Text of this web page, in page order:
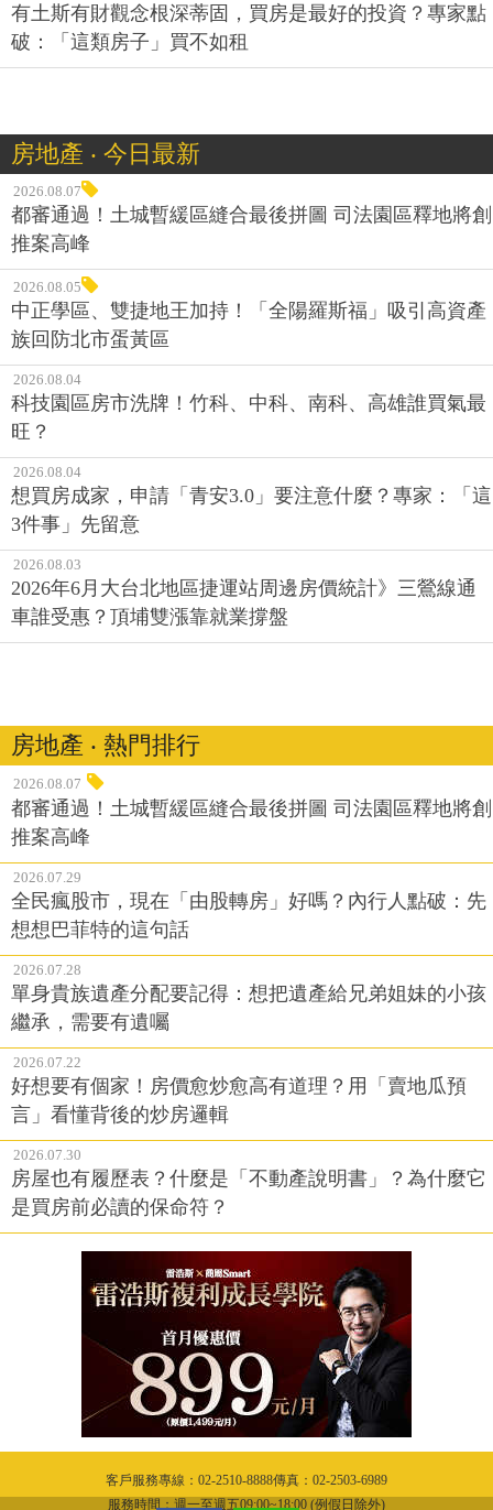
有土斯有財觀念根深蒂固，買房是最好的投資？專家點
破：「這類房子」買不如租
房地產 ‧ 今日最新
2026.08.07
都審通過！土城暫緩區縫合最後拼圖 司法園區釋地將創
推案高峰
2026.08.05
中正學區、雙捷地王加持！「全陽羅斯福」吸引高資產
族回防北市蛋黃區
2026.08.04
科技園區房市洗牌！竹科、中科、南科、高雄誰買氣最
旺？
2026.08.04
想買房成家，申請「青安3.0」要注意什麼？專家：「這
3件事」先留意
2026.08.03
2026年6月大台北地區捷運站周邊房價統計》三鶯線通
車誰受惠？頂埔雙漲靠就業撐盤
房地產 ‧ 熱門排行
2026.08.07
都審通過！土城暫緩區縫合最後拼圖 司法園區釋地將創
推案高峰
2026.07.29
全民瘋股市，現在「由股轉房」好嗎？內行人點破：先
想想巴菲特的這句話
2026.07.28
單身貴族遺產分配要記得：想把遺產給兄弟姐妹的小孩
繼承，需要有遺囑
2026.07.22
好想要有個家！房價愈炒愈高有道理？用「賣地瓜預
言」看懂背後的炒房邏輯
2026.07.30
房屋也有履歷表？什麼是「不動產說明書」？為什麼它
是買房前必讀的保命符？
客戶服務專線：02-2510-8888傳真：02-2503-6989
服務時間：週一至週五09:00~18:00 (例假日除外)